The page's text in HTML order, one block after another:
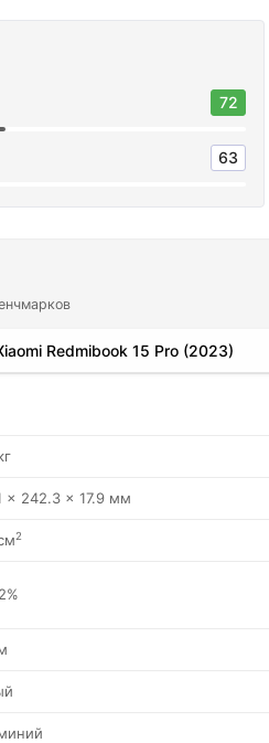
72
63
Redmibook 15 Pro (2023)
x 242.3 x 17.9 мм
2